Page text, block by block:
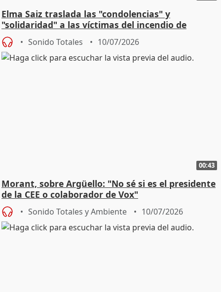
Elma Saiz traslada las "condolencias" y
"solidaridad" a las víctimas del incendio de
Almería
Sonido Totales 10/07/2026
00:43
Morant, sobre Argüello: "No sé si es el presidente
de la CEE o colaborador de Vox"
Sonido Totales y Ambiente 10/07/2026